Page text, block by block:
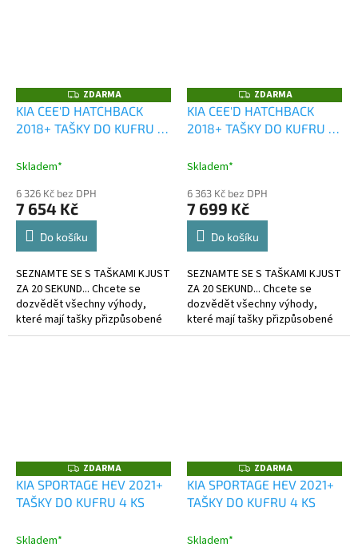
Z
D
A
R
ZDARMA
KIA CEE'D HATCHBACK
2018+ TAŠKY DO KUFRU 4
Skladem*
6 326 Kč bez DPH
7 654 Kč
Do košíku
SEZNAMTE SE S TAŠKAMI KJUST
ZA 20 SEKUND... Chcete se
dozvědět všechny výhody,
které mají tašky přizpůsobené
kufru?
Z
D
A
R
ZDARMA
KIA CEE'D HATCHBACK
2018+ TAŠKY DO KUFRU 4
Skladem*
6 363 Kč bez DPH
7 699 Kč
Do košíku
SEZNAMTE SE S TAŠKAMI KJUST
ZA 20 SEKUND... Chcete se
dozvědět všechny výhody,
které mají tašky přizpůsobené
kufru?
Z
D
A
R
ZDARMA
KIA SPORTAGE HEV 2021+
TAŠKY DO KUFRU 4 KS
Skladem*
Z
D
A
R
ZDARMA
KIA SPORTAGE HEV 2021+
TAŠKY DO KUFRU 4 KS
Skladem*